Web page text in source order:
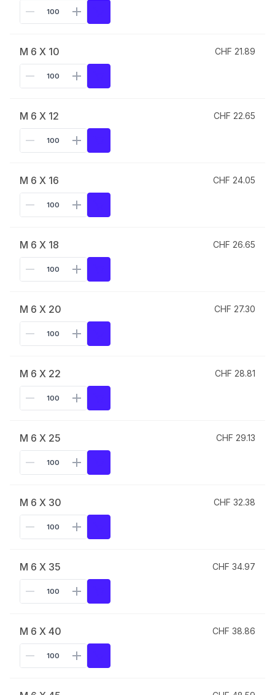
M 6 X 10 CHF 21.89
M 6 X 12 CHF 22.65
M 6 X 16 CHF 24.05
M 6 X 18 CHF 26.65
M 6 X 20 CHF 27.30
M 6 X 22 CHF 28.81
M 6 X 25 CHF 29.13
M 6 X 30 CHF 32.38
M 6 X 35 CHF 34.97
M 6 X 40 CHF 38.86